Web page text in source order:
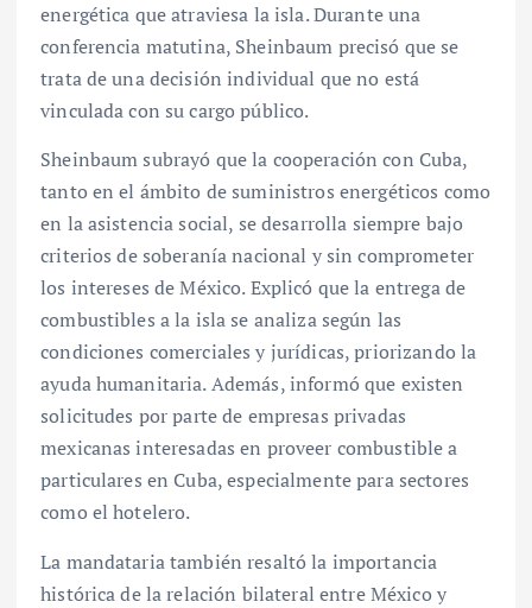
energética que atraviesa la isla. Durante una
conferencia matutina, Sheinbaum precisó que se
trata de una decisión individual que no está
vinculada con su cargo público.
Sheinbaum subrayó que la cooperación con Cuba,
tanto en el ámbito de suministros energéticos como
en la asistencia social, se desarrolla siempre bajo
criterios de soberanía nacional y sin comprometer
los intereses de México. Explicó que la entrega de
combustibles a la isla se analiza según las
condiciones comerciales y jurídicas, priorizando la
ayuda humanitaria. Además, informó que existen
solicitudes por parte de empresas privadas
mexicanas interesadas en proveer combustible a
particulares en Cuba, especialmente para sectores
como el hotelero.
La mandataria también resaltó la importancia
histórica de la relación bilateral entre México y